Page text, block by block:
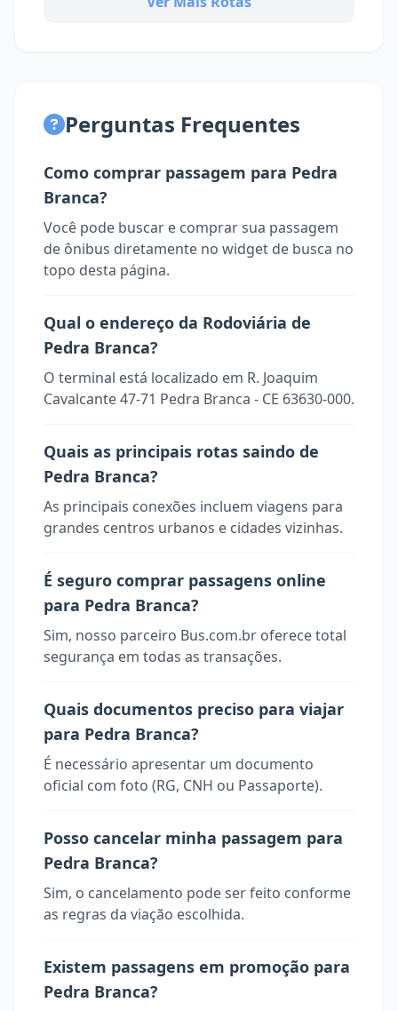
Perguntas Frequentes
Como comprar passagem para Pedra
Branca?
Você pode buscar e comprar sua passagem
de ônibus diretamente no widget de busca no
topo desta página.
Qual o endereço da Rodoviária de
Pedra Branca?
O terminal está localizado em R. Joaquim
Cavalcante 47-71 Pedra Branca - CE 63630-000.
Quais as principais rotas saindo de
Pedra Branca?
As principais conexões incluem viagens para
grandes centros urbanos e cidades vizinhas.
É seguro comprar passagens online
para Pedra Branca?
Sim, nosso parceiro Bus.com.br oferece total
segurança em todas as transações.
Quais documentos preciso para viajar
para Pedra Branca?
É necessário apresentar um documento
oficial com foto (RG, CNH ou Passaporte).
Posso cancelar minha passagem para
Pedra Branca?
Sim, o cancelamento pode ser feito conforme
as regras da viação escolhida.
Existem passagens em promoção para
Pedra Branca?